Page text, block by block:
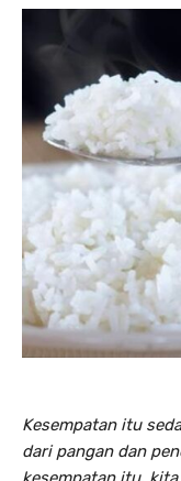
Kesempatan itu
dari pangan dan